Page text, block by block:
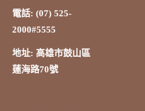
電話: (07) 525-
2000#5555
地址: 高雄市鼓山區
蓮海路70號